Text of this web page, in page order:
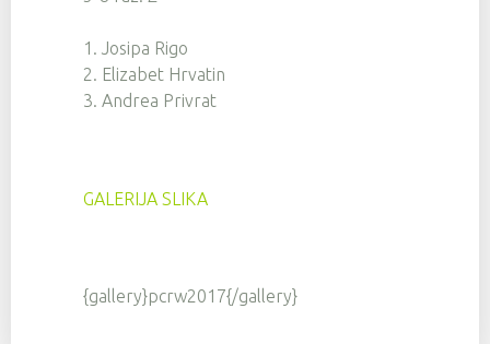
1. Josipa Rigo
2. Elizabet Hrvatin
3. Andrea Privrat
GALERIJA SLIKA
{gallery}pcrw2017{/gallery}